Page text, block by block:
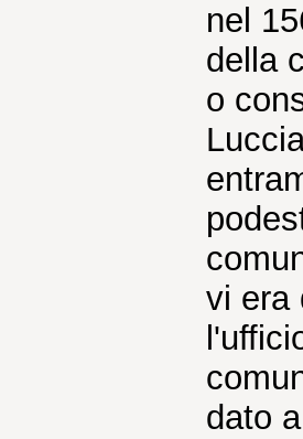
nel
della
o
vi era
dato